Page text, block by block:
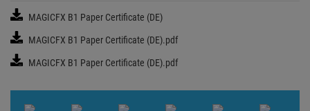
MAGICFX B1 Paper Certificate (DE)
MAGICFX B1 Paper Certificate (DE).pdf
MAGICFX B1 Paper Certificate (DE).pdf